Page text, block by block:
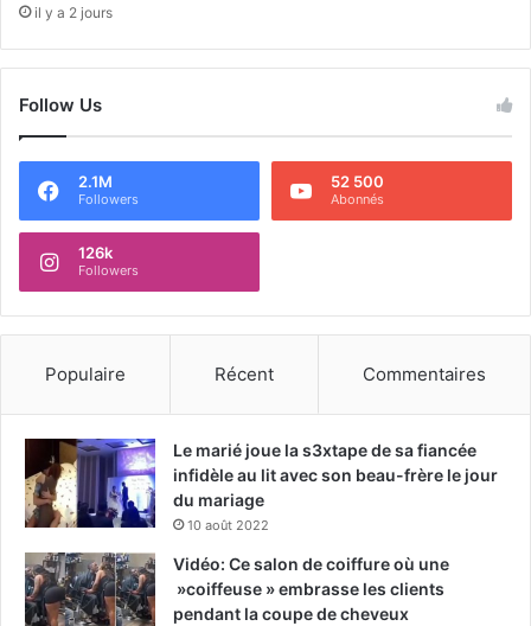
il y a 2 jours
Follow Us
2.1M
Followers
52 500
Abonnés
126k
Followers
Populaire Récent Commentaires
Le marié joue la s3xtape de sa fiancée
infidèle au lit avec son beau-frère le jour
du mariage
10 août 2022
Vidéo: Ce salon de coiffure où une
»coiffeuse » embrasse les clients
pendant la coupe de cheveux